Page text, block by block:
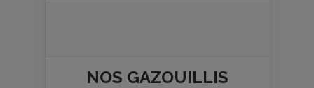
NOS GAZOUILLIS